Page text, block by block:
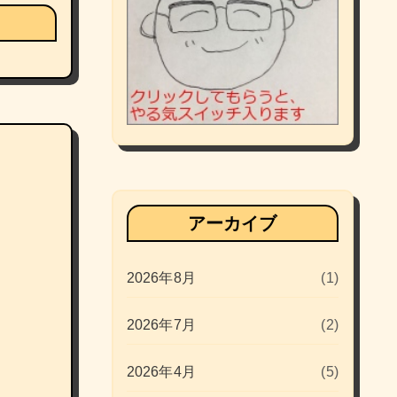
アーカイブ
2026年8月 (1)
2026年7月 (2)
2026年4月 (5)